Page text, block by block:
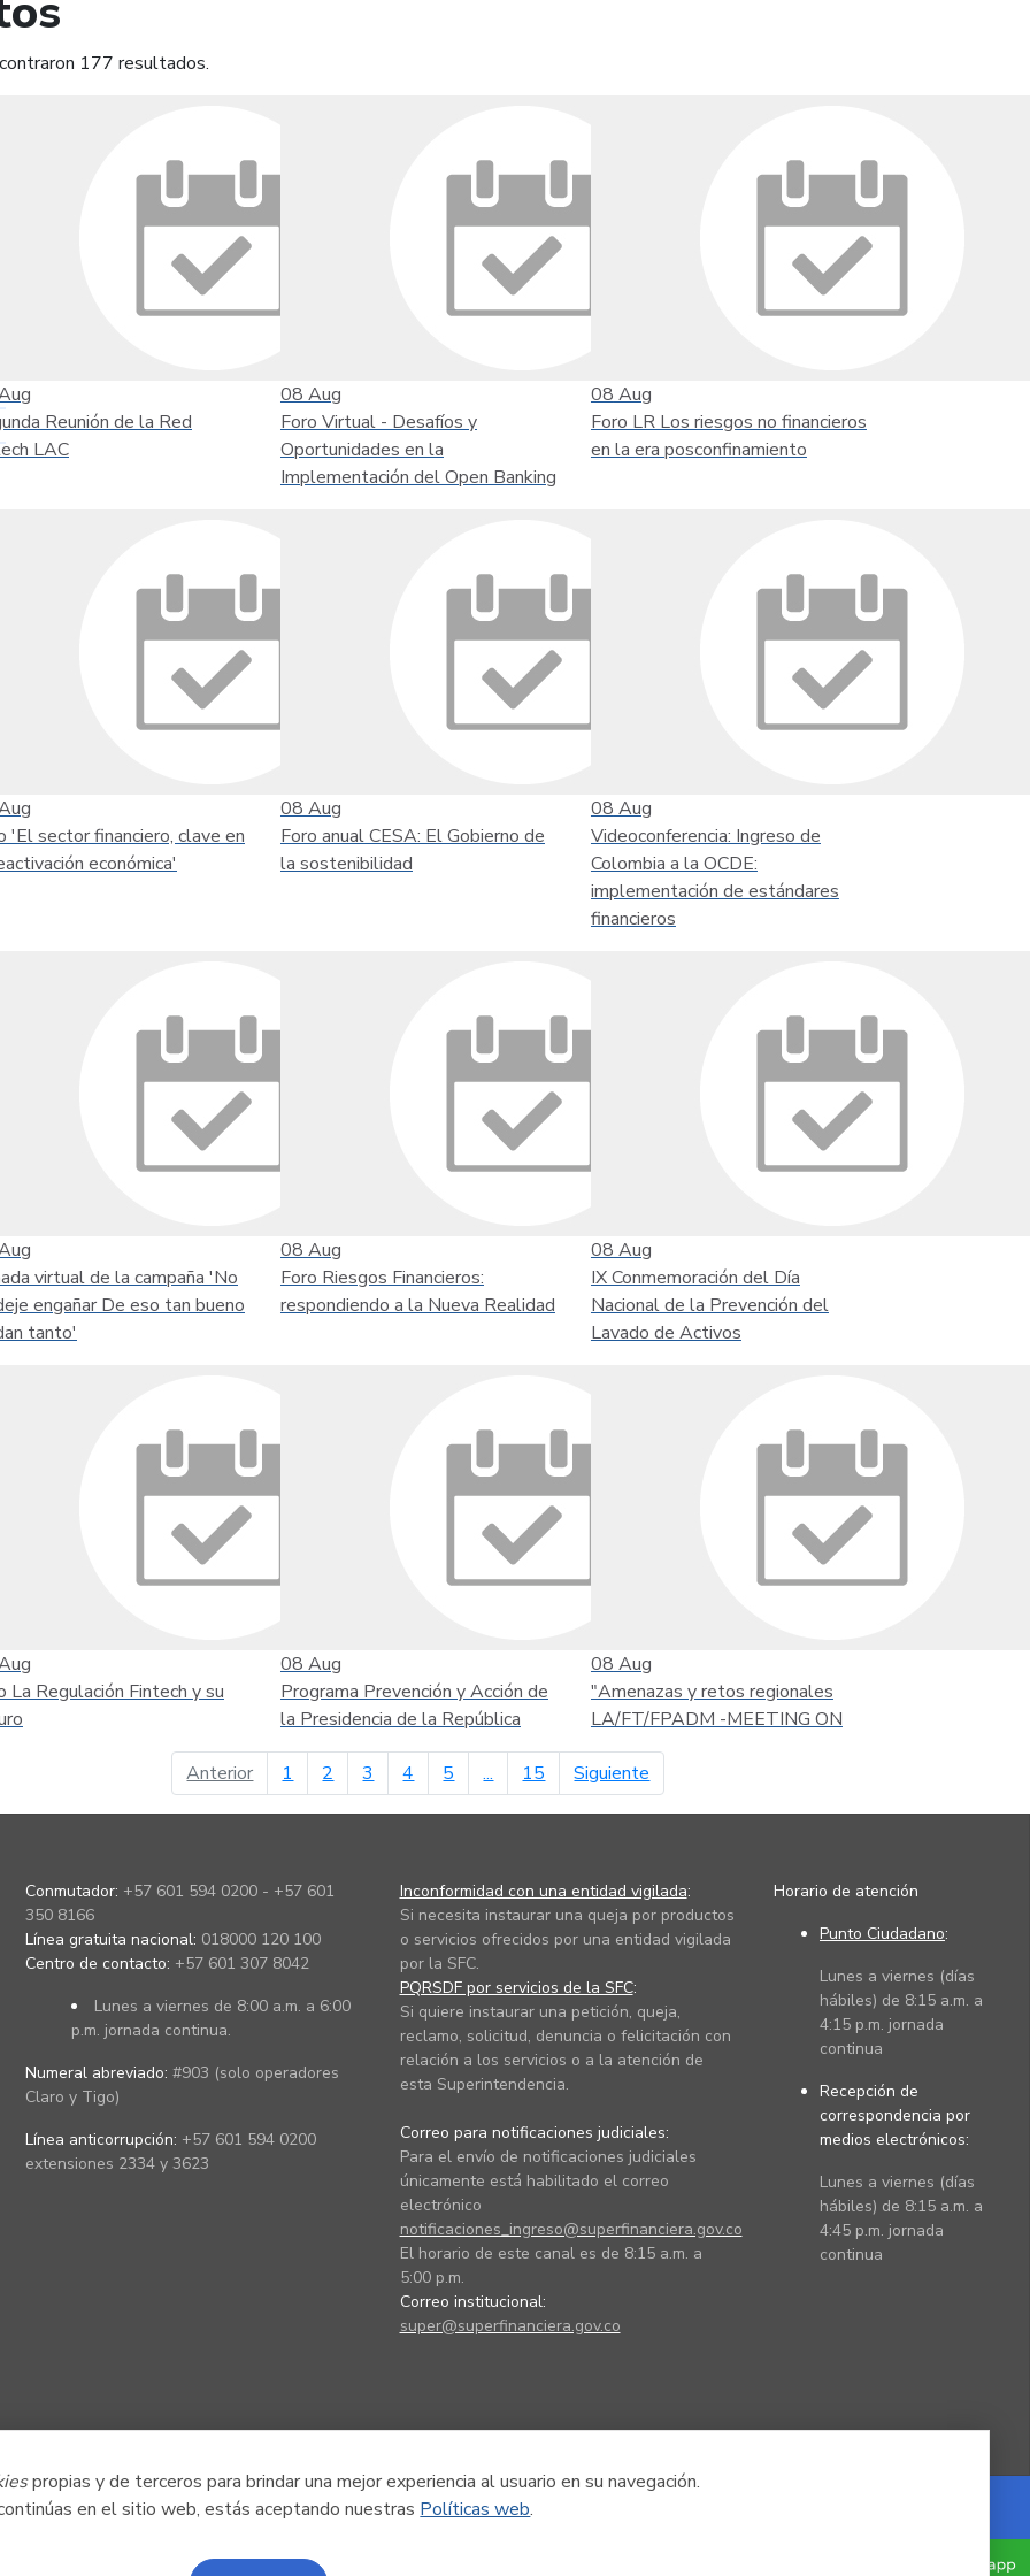
propias y de terceros para brindar una mejor experiencia al usuario en su navegación.
en el sitio web, estás aceptando nuestras Políticas web.
177 resultados.
Reunión de la Red
LAC
08 Aug
Foro Virtual - Desafíos y
Oportunidades en la
Implementación del Open Banking
08 Aug
Foro LR Los riesgos no financieros
en la era posconfinamiento
'El sector financiero, clave en
económica'
08 Aug
Foro anual CESA: El Gobierno de
la sostenibilidad
08 Aug
Videoconferencia: Ingreso de
Colombia a la OCDE:
implementación de estándares
financieros
virtual de la campaña 'No
engañar De eso tan bueno
tanto'
08 Aug
Foro Riesgos Financieros:
respondiendo a la Nueva Realidad
08 Aug
IX Conmemoración del Día
Nacional de la Prevención del
Lavado de Activos
La Regulación Fintech y su
08 Aug
Programa Prevención y Acción de
la Presidencia de la República
08 Aug
"Amenazas y retos regionales
LA/FT/FPADM -MEETING ON
Anteriorpágina anterior
1 2 3 4 5 ... 15 Siguiente
Conmutador: +57 601 594 0200 - +57 601
350 8166
Línea gratuita nacional: 018000 120 100
Centro de contacto: +57 601 307 8042
Lunes a viernes de 8:00 a.m. a 6:00
p.m. jornada continua.
Numeral abreviado: #903 (solo operadores
Claro y Tigo)
Línea anticorrupción: +57 601 594 0200
extensiones 2334 y 3623
Inconformidad con una entidad vigilada:
Si necesita instaurar una queja por productos
o servicios ofrecidos por una entidad vigilada
por la SFC.
PQRSDF por servicios de la SFC:
Si quiere instaurar una petición, queja,
reclamo, solicitud, denuncia o felicitación con
relación a los servicios o a la atención de
esta Superintendencia.
Correo para notificaciones judiciales:
Para el envío de notificaciones judiciales
únicamente está habilitado el correo
electrónico
notificaciones_ingreso@superfinanciera.gov.co
El horario de este canal es de 8:15 a.m. a
5:00 p.m.
Correo institucional:
super@superfinanciera.gov.co
Horario de atención
Punto Ciudadano:
Lunes a viernes (días
hábiles) de 8:15 a.m. a
4:15 p.m. jornada
continua
Recepción de
correspondencia por
medios electrónicos:
Lunes a viernes (días
hábiles) de 8:15 a.m. a
4:45 p.m. jornada
continua
Powered by Nexura